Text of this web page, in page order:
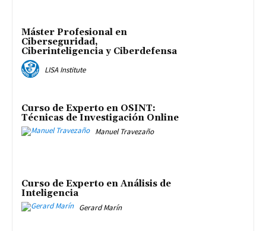
Máster Profesional en
Ciberseguridad,
Ciberinteligencia y Ciberdefensa
LISA Institute
Curso de Experto en OSINT:
Técnicas de Investigación Online
Manuel Travezaño
Curso de Experto en Análisis de
Inteligencia
Gerard Marín